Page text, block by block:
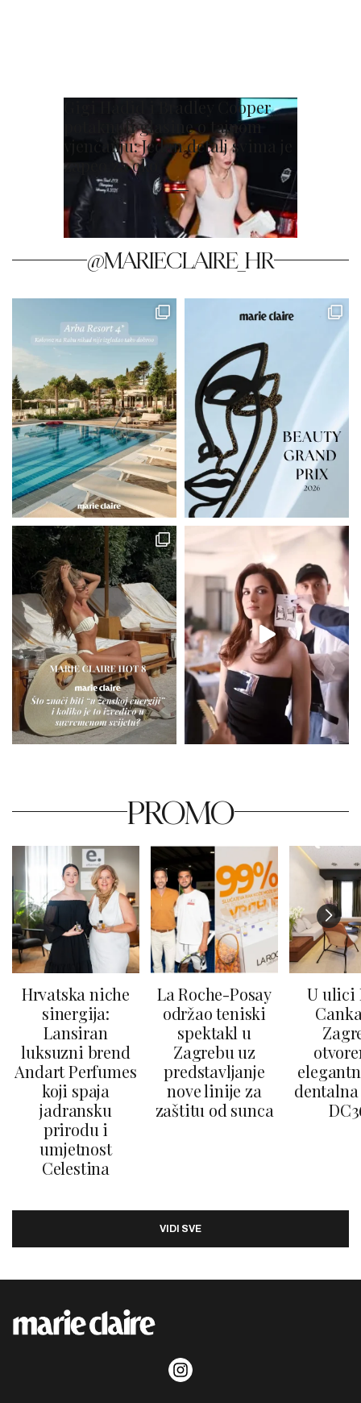
Gigi Hadid i Bradley Cooper
potaknuli glasine o tajnom
vjenčanju: Jedan detalj svima je
zapeo za oko
@MARIECLAIRE_HR
PROMO
Hrvatska niche
sinergija:
Lansiran
luksuzni brend
Andart Perfumes
koji spaja
jadransku
prirodu i
umjetnost
Celestina
La Roche-Posay
održao teniski
spektakl u
Zagrebu uz
predstavljanje
nove linije za
zaštitu od sunca
U ulici
VIDI SVE